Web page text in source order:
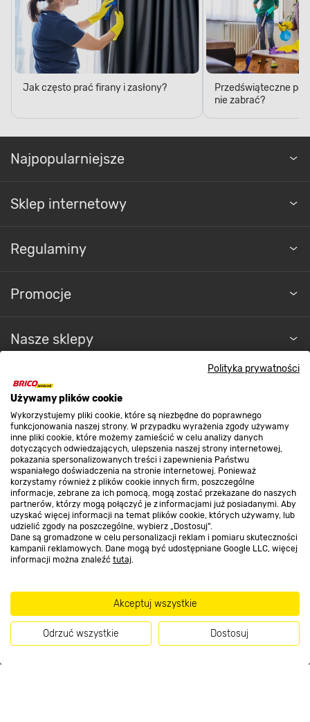
Polityka prywatności
Używamy plików cookie
Wykorzystujemy pliki cookie, które są niezbędne do poprawnego
funkcjonowania naszej strony. W przypadku wyrażenia zgody używamy
inne pliki cookie, które możemy zamieścić w celu analizy danych
dotyczących odwiedzających, ulepszenia naszej strony internetowej,
pokazania spersonalizowanych treści i zapewnienia Państwu
wspaniałego doświadczenia na stronie internetowej. Ponieważ
korzystamy również z plików cookie innych firm, poszczególne
informacje, zebrane za ich pomocą, mogą zostać przekazane do naszych
partnerów, którzy mogą połączyć je z informacjami już posiadanymi. Aby
uzyskać więcej informacji na temat plików cookie, których używamy, lub
udzielić zgody na poszczególne, wybierz „Dostosuj”.
Dane są gromadzone w celu personalizacji reklam i pomiaru skuteczności
kampanii reklamowych. Dane mogą być udostępniane Google LLC, więcej
informacji można znaleźć tutaj.
Akceptuj wszystkie
Odrzuć wszystkie Dostosuj
Jak często prać firany i zasłony?
Przedświąteczne
nie zabrać?
Najpopularniejsze
Sklep internetowy
Regulaminy
Promocje
Nasze sklepy
O nas
Kontakt do sklepu
Strefa biznesu
Dołącz do nas